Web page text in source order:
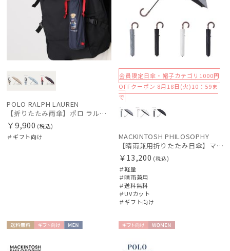
POLO RALPH LAUREN
【折りたたみ雨傘】ポロ ラルフ ローレン（POLO RALPH LAUREN）POLO ベアストラップ 簡単開閉
￥9,900 (税込)
＃ギフト向け
会員限定日傘・帽子カテゴリ1000円
OFFクーポン 8月18日(火)10：59ま
で
MACKINTOSH PHILOSOPHY
【晴雨兼用折りたたみ日傘】マッキントッシュ フィロソフィー (MACKINTOSH PHILOSOPHY) ロゴモノグラム
￥13,200 (税込)
＃軽量
＃晴雨兼用
＃送料無料
＃UVカット
＃ギフト向け
料
向け
向け